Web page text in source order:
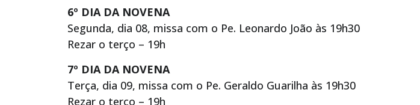
6º DIA DA NOVENA
Segunda, dia 08, missa com o Pe. Leonardo João às 19h30
Rezar o terço – 19h
7º DIA DA NOVENA
Terça, dia 09, missa com o Pe. Geraldo Guarilha às 19h30
Rezar o terço – 19h